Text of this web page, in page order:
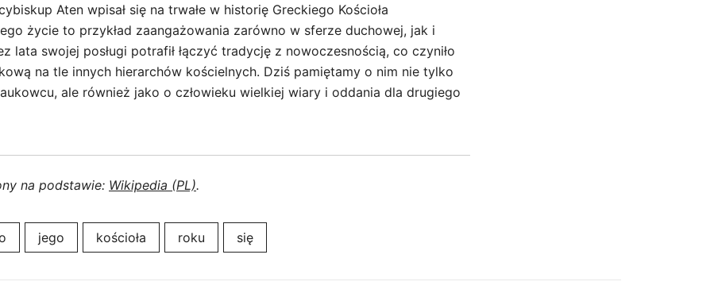
Aten wpisał się na trwałe w historię Greckiego Kościoła
życie to przykład zaangażowania zarówno w sferze duchowej, jak i
lata swojej posługi potrafił łączyć tradycję z nowoczesnością, co czyniło
na tle innych hierarchów kościelnych. Dziś pamiętamy o nim nie tylko
ale również jako o człowieku wielkiej wiary i oddania dla drugiego
na podstawie: Wikipedia (PL).
jego kościoła roku się